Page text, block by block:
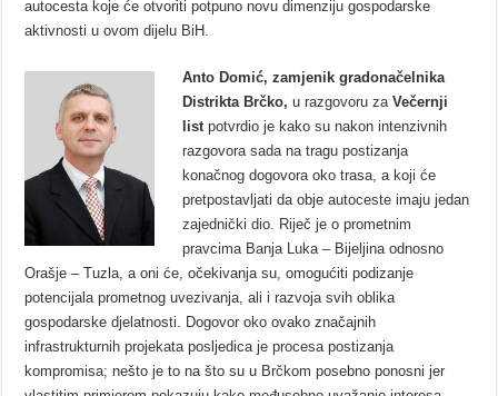
autocesta koje će otvoriti potpuno novu dimenziju gospodarske
aktivnosti u ovom dijelu BiH.
Anto Domić, zamjenik gradonačelnika
Distrikta Brčko, u razgovoru zaVečernji
listpotvrdio je kako su nakon intenzivnih
razgovora sada na tragu postizanja
konačnog dogovora oko trasa, a koji će
pretpostavljati da obje autoceste imaju jedan
zajednički dio. Riječ je o prometnim
pravcima Banja Luka – Bijeljina odnosno
Orašje – Tuzla, a oni će, očekivanja su, omogućiti podizanje
potencijala prometnog uvezivanja, ali i razvoja svih oblika
gospodarske djelatnosti. Dogovor oko ovako značajnih
infrastrukturnih projekata posljedica je procesa postizanja
kompromisa; nešto je to na što su u Brčkom posebno ponosni jer